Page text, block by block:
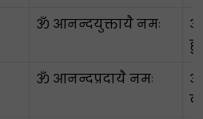
ॐ आनन्दयुक्तायै नमः
ॐ आनन्दप्रदायै नमः